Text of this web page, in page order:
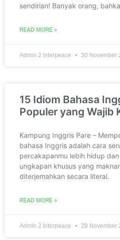
sendirian! Banyak orang,
READ MORE »
Admin 2 Interpeace 30 November
15 Idiom Bahasa
Populer yang Wajib
Kampung Inggris Pare –
bahasa Inggris adalah cara
percakapanmu lebih hidup
ungkapan khusus yang
diterjemahkan secara literal.
READ MORE »
Admin 2 Interpeace 29 November